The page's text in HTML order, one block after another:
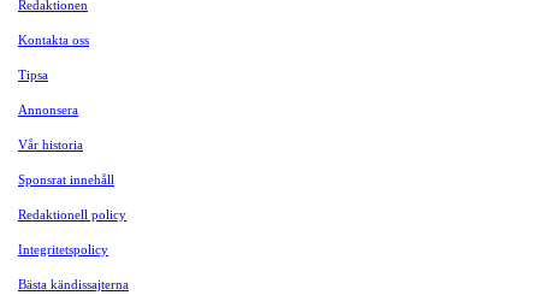
Redaktionen
Kontakta oss
Tipsa
Annonsera
Vår historia
Sponsrat innehåll
Redaktionell policy
Integritetspolicy
Bästa kändissajterna